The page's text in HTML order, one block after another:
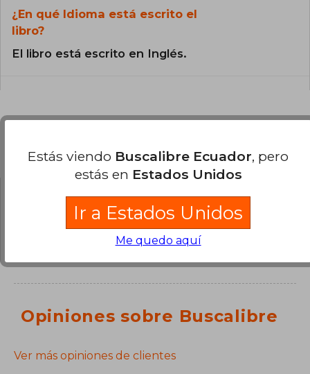
¿En qué Idioma está escrito el
libro?
El libro está escrito en Inglés.
Preguntas y respuestas sobre el libro
¿Tienes una pregunta sobre el libro?
para poder agregar tu propia pregunta.
Opiniones sobre Buscalibre
Ver más opiniones de clientes
Estás viendo Buscalibre Ecuador, pero
estás en Estados Unidos
Ir a Estados Unidos
Me quedo aquí